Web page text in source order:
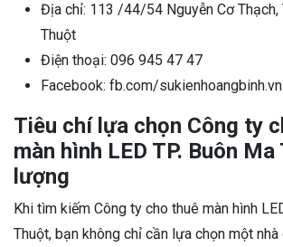
Địa chỉ: 113 /44/54 Nguyễn Cơ Thạch,
Thuột
Điện thoại: 096 945 47 47
Facebook: fb.com/sukienhoangbinh.vn
Tiêu chí lựa chọn Công ty
màn hình LED TP. Buôn
lượng
Khi tìm kiếm Công ty cho thuê màn hình
Thuột, bạn không chỉ cần lựa chọn một